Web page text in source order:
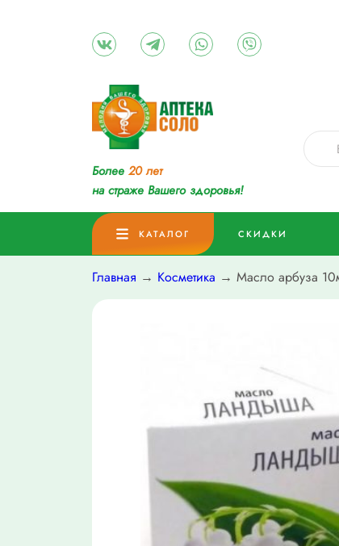
Более 20 лет
на страже Вашего здоровья!
КАТАЛОГ СКИДКИ
Главная → Косметика → Масло арбуза